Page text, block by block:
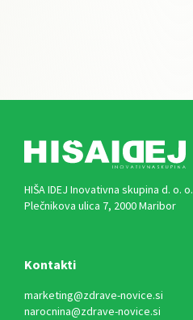
HIŠA IDEJ Inovativna skupina d. o. o.
Plečnikova ulica 7, 2000 Maribor
Kontakti
marketing@zdrave-novice.si
narocnina@zdrave-novice.si